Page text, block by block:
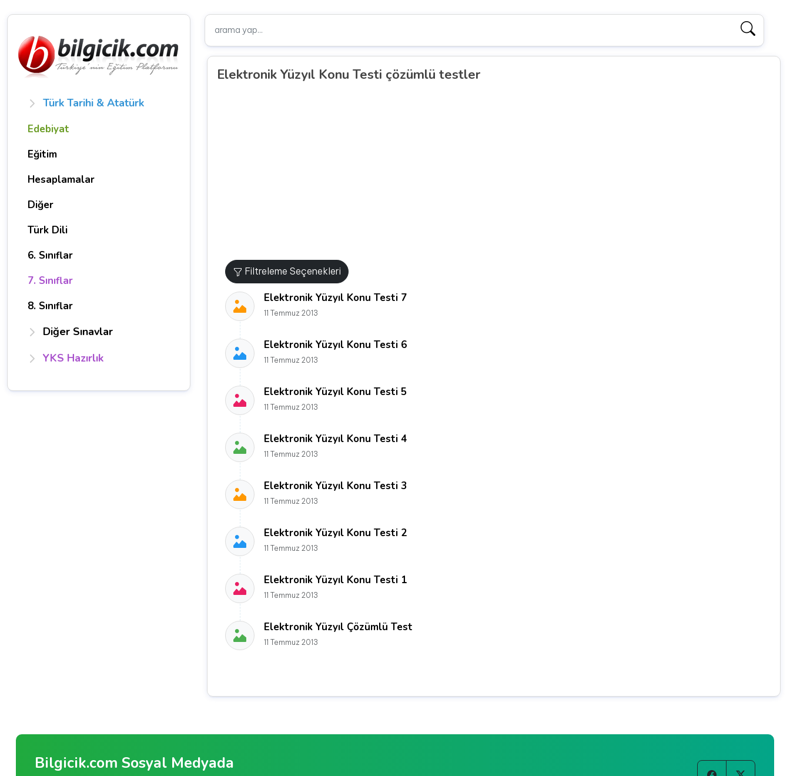
Türk Tarihi & Atatürk
Edebiyat
Eğitim
Hesaplamalar
Diğer
Türk Dili
6. Sınıflar
7. Sınıflar
8. Sınıflar
Diğer Sınavlar
YKS Hazırlık
Elektronik Yüzyıl Konu Testi çözümlü testler
Filtreleme Seçenekleri
Elektronik Yüzyıl Konu Testi 7
11 Temmuz 2013
Elektronik Yüzyıl Konu Testi 6
11 Temmuz 2013
Elektronik Yüzyıl Konu Testi 5
11 Temmuz 2013
Elektronik Yüzyıl Konu Testi 4
11 Temmuz 2013
Elektronik Yüzyıl Konu Testi 3
11 Temmuz 2013
Elektronik Yüzyıl Konu Testi 2
11 Temmuz 2013
Elektronik Yüzyıl Konu Testi 1
11 Temmuz 2013
Elektronik Yüzyıl Çözümlü Test
11 Temmuz 2013
Bilgicik.com Sosyal Medyada